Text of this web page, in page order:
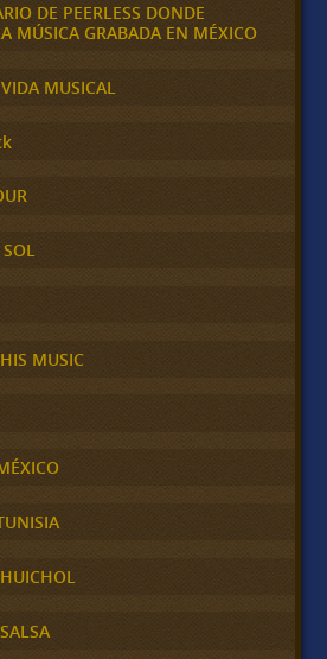
DE PEERLESS DONDE
MÚSICA GRABADA EN MÉXICO
MUSICAL
MUSIC